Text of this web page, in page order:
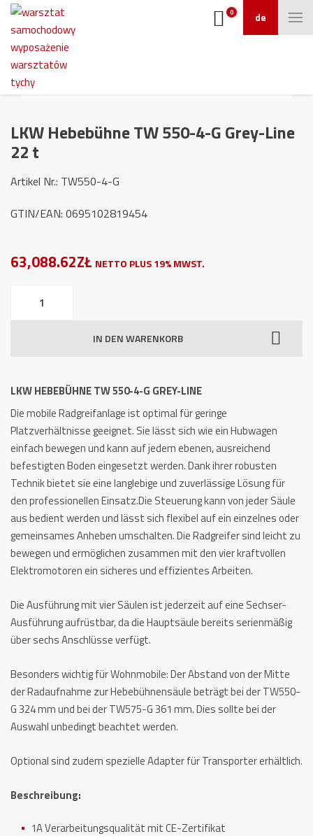
de
0
LKW Hebebühne TW 550-4-G Grey-Line
22 t
Artikel Nr.: TW550-4-G
GTIN/EAN: 0695102819454
63,088.62ZŁ NETTO PLUS 19% MWST.
Hebebühne
Grey-
Line
22
t
Menge
IN DEN WARENKORB
LKW HEBEBÜHNE TW 550-4-G GREY-LINE
Die mobile Radgreifanlage ist optimal für geringe
Platzverhältnisse geeignet. Sie lässt sich wie ein Hubwagen
einfach bewegen und kann auf jedem ebenen, ausreichend
befestigten Boden eingesetzt werden. Dank ihrer robusten
Technik bietet sie eine langlebige und zuverlässige Lösung für
den professionellen Einsatz.Die Steuerung kann von jeder Säule
aus bedient werden und lässt sich flexibel auf ein einzelnes oder
gemeinsames Anheben umschalten. Die Radgreifer sind leicht zu
bewegen und ermöglichen zusammen mit den vier kraftvollen
Elektromotoren ein sicheres und effizientes Arbeiten.
Die Ausführung mit vier Säulen ist jederzeit auf eine Sechser-
Ausführung aufrüstbar, da die Hauptsäule bereits serienmäßig
über sechs Anschlüsse verfügt.
Besonders wichtig für Wohnmobile: Der Abstand von der Mitte
der Radaufnahme zur Hebebühnensäule beträgt bei der TW550-
G 324 mm und bei der TW575-G 361 mm. Dies sollte bei der
Auswahl unbedingt beachtet werden.
Optional sind zudem spezielle Adapter für Transporter erhältlich.
Beschreibung:
1A Verarbeitungsqualität mit CE-Zertifikat